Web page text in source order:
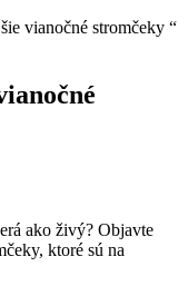
vianočné stromčeky “
ako živý? Objavte
ktoré sú na